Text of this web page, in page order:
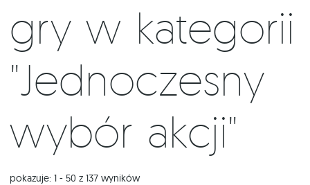
Gry w kategorii
"Jednoczesny
wybór akcji"
pokazuje: 1 - 50 z 137 wyników